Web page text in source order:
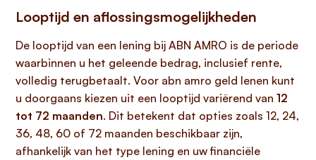
Looptijd en aflossingsmogelijkheden
De looptijd van een lening bij ABN AMRO is de periode
waarbinnen u het geleende bedrag, inclusief rente,
volledig terugbetaalt. Voor abn amro geld lenen kunt
u doorgaans kiezen uit een looptijd variërend van 12
tot 72 maanden. Dit betekent dat opties zoals 12, 24,
36, 48, 60 of 72 maanden beschikbaar zijn,
afhankelijk van het type lening en uw financiële